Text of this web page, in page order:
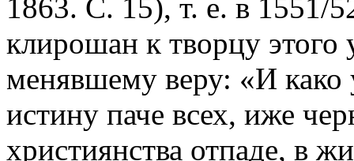
1863. С. 15), т. е. в 1551/
клирошан к творцу этого
менявшему веру: «И како
истину паче всех, иже
християнства отпаде, в